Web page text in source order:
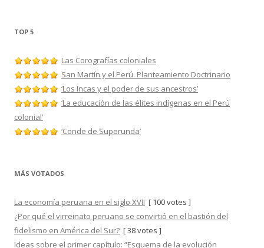
TOP 5
Las Corografías coloniales
San Martín y el Perú. Planteamiento Doctrinario
‘Los Incas y el poder de sus ancestros’
‘La educación de las élites indígenas en el Perú
colonial’
‘Conde de Superunda’
MÁS VOTADOS
La economía peruana en el siglo XVII [ 100 votes ]
¿Por qué el virreinato peruano se convirtió en el bastión del
fidelismo en América del Sur? [ 38 votes ]
Ideas sobre el primer capítulo: “Esquema de la evolución